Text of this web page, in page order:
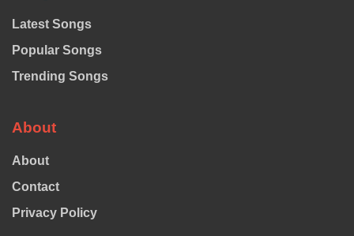
Latest Songs
Popular Songs
Trending Songs
About
About
Contact
Privacy Policy